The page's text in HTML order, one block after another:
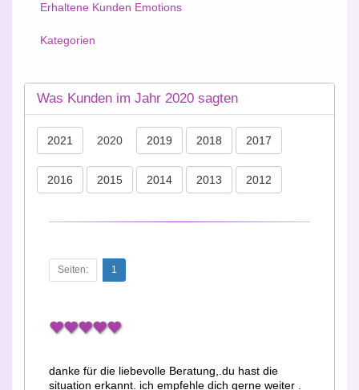
Erhaltene Kunden Emotions
Kategorien
Was Kunden im Jahr 2020 sagten
2021 2020 2019 2018 2017
2016 2015 2014 2013 2012
Seiten: 1
danke für die liebevolle Beratung,.du hast die
situation erkannt. ich empfehle dich gerne weiter .